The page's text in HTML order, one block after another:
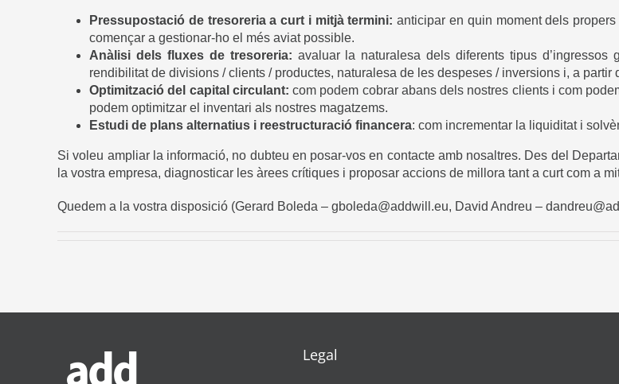
Pressupostació de tresoreria a curt i mitjà termini: anticipar en quin moment dels
començar a gestionar-ho el més aviat possible.
Anàlisi dels fluxes de tresoreria: avaluar la naturalesa dels diferents tipus d’ingressos
rendibilitat de divisions / clients / productes, naturalesa de les despeses / inversions i, a partir
Optimització del capital circulant: com podem cobrar abans dels nostres clients i com
podem optimitzar el inventari als nostres magatzems.
Estudi de plans alternatius i reestructuració financera: com incrementar la liquiditat i
Si voleu ampliar la informació, no dubteu en posar-vos en contacte amb nosaltres. Des del
la vostra empresa, diagnosticar les àrees crítiques i proposar accions de millora tant a curt com a
Quedem a la vostra disposició (Gerard Boleda – gboleda@addwill.eu, David Andreu –
Legal